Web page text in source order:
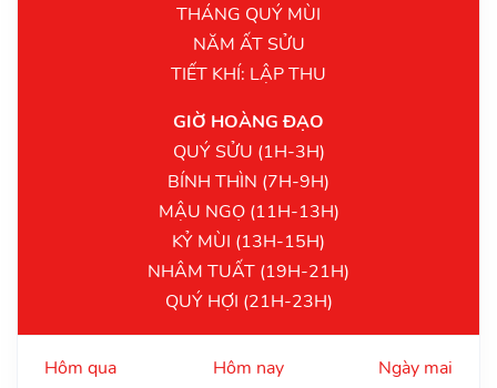
THÁNG QUÝ MÙI
NĂM ẤT SỬU
TIẾT KHÍ: LẬP THU
GIỜ HOÀNG ĐẠO
QUÝ SỬU (1H-3H)
BÍNH THÌN (7H-9H)
MẬU NGỌ (11H-13H)
KỶ MÙI (13H-15H)
NHÂM TUẤT (19H-21H)
QUÝ HỢI (21H-23H)
Hôm qua Hôm nay Ngày mai